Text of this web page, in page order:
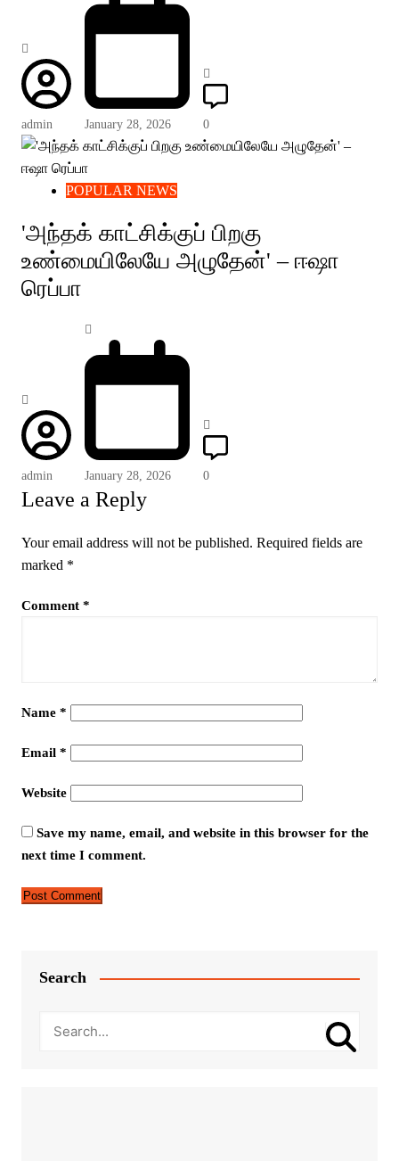
admin January 28, 2026 0
POPULAR NEWS
'அந்தக் காட்சிக்குப் பிறகு
உண்மையிலேயே அழுதேன்' – ஈஷா
ரெப்பா
admin January 28, 2026 0
Leave a Reply
Your email address will not be published. Required fields are
marked *
Comment *
Name *
Email *
Website
Save my name, email, and website in this browser for the
next time I comment.
Search